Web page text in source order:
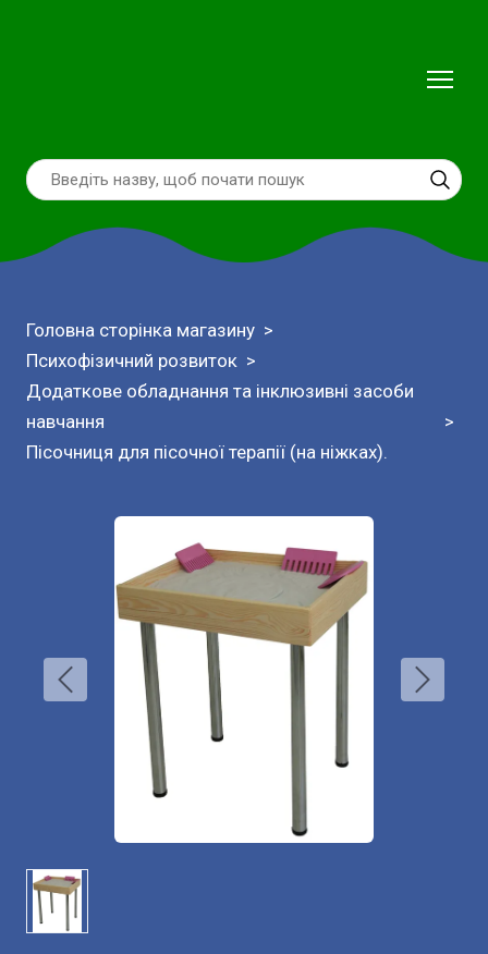
Головна сторінка магазину
Психофізичний розвиток
Додаткове обладнання та інклюзивні засоби
навчання
Пісочниця для пісочної терапії (на ніжках).